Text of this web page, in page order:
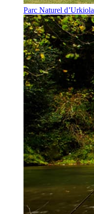
Parc Naturel d’Urkiola